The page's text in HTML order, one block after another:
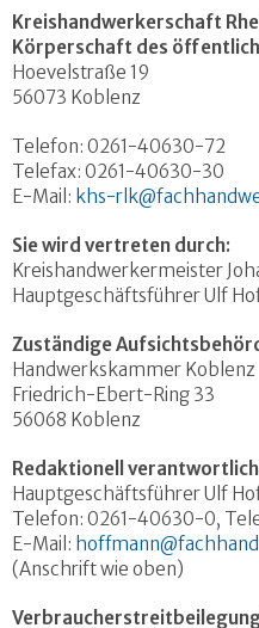
Kreishandwerkerschaft
Körperschaft des
Hoevelstraße 19
56073 Koblenz
Telefon: 0261-40630-72
Telefax: 0261-40630-30
E-Mail: khs-
Sie wird vertreten durch:
Kreishandwerkermeister
Hauptgeschäftsführer Ulf
Zuständige
Handwerkskammer Koblenz
Friedrich-Ebert-Ring 33
56068 Koblenz
Redaktionell
Hauptgeschäftsführer Ulf
Telefon: 0261-40630-0,
E-Mail:
(Anschrift wie oben)